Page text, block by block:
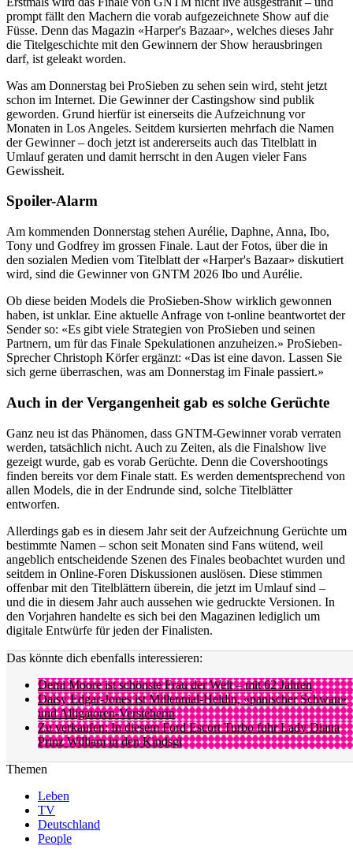
prompt fällt den Machern die vorab aufgezeichnete Show auf die
Füsse. Denn das Magazin «Harper's Bazaar», welches dieses Jahr
die Titelgeschichte mit den Gewinnern der Show herausbringen
darf, ist geleakt worden.
Was am Donnerstag bei ProSieben zu sehen sein wird, steht jetzt
schon im Internet. Die Gewinner der Castingshow sind publik
geworden. Grund hierfür ist einerseits die Aufzeichnung vor
Monaten in Los Angeles. Seitdem kursierten mehrfach die Namen
der Gewinner – doch jetzt ist andererseits auch das Titelblatt in
Umlauf geraten und damit herrscht in den Augen vieler Fans
Gewissheit.
Spoiler-Alarm
Am kommenden Donnerstag stehen Aurélie, Daphne, Anna, Ibo,
Tony und Godfrey im grossen Finale. Laut der Fotos, über die in
den sozialen Medien vom Titelblatt der «Harper's Bazaar» diskutiert
wird, sind die Gewinner von GNTM 2026 Ibo und Aurélie.
Ob diese beiden Models die ProSieben-Show wirklich gewonnen
haben, ist unklar. Eine aktuelle Anfrage von t-online beantwortet der
Sender so: «Es gibt viele Strategien von ProSieben und seinen
Partnern, um für das Finale Spekulationen anzuheizen.» ProSieben-
Sprecher Christoph Körfer ergänzt: «Das ist eine davon. Lassen Sie
sich gerne überraschen, was am Donnerstag im Finale passiert.»
Auch in der Vergangenheit gab es solche Gerüchte
Ganz neu ist das Phänomen, dass GNTM-Gewinner vorab verraten
werden, tatsächlich nicht. Auch zu Zeiten, als die Finalshow live
gezeigt wurde, gab es vorab Gerüchte. Denn die Covershootings
finden bereits vor dem Finale statt. Es werden dementsprechend von
allen Models, die in der Endrunde sind, solche Titelblätter
entworfen.
Allerdings gab es in diesem Jahr seit der Aufzeichnung Gerüchte um
bestimmte Namen – schon seit Monaten sind Fans wütend, weil
angeblich entscheidende Szenen des Finales beobachtet wurden und
seitdem in Online-Foren Diskussionen auslösen. Diese stimmen
offenbar mit den Titelblättern überein, die jetzt im Umlauf sind –
und die in diesem Jahr auch aussehen wie gedruckte Versionen. In
den Vorjahren handelte es sich bei den Magazinen lediglich um
digitale Entwürfe für jeden der Finalisten.
Das könnte dich ebenfalls interessieren:
Demi Moore ist schönste Frau der Welt – mit 62 Jahren
Daisy Edgar-Jones ist Millennial-Heldin, «panischer Schwan»
und Alligatoren-Versteherin
Zu verkaufen: In diesem Ford Escort Turbo fuhr Lady Diana
Prinz William in den Kindsgi
Themen
Leben
TV
Deutschland
People